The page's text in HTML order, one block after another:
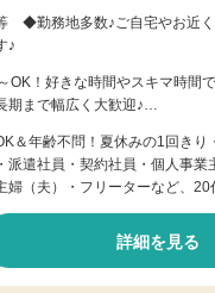
◆勤務地多数♪ご自宅やお近く
♪
OK！好きな時間やスキマ時間
期まで幅広く大歓迎♪…
＆年齢不問！夏休みの1回き
派遣社員・契約社員・個人事業
婦（夫）・フリーターなど、20
詳細を見る